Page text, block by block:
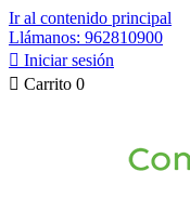
Ir al contenido principal
Llámanos: 962810900
 Iniciar sesión
 Carrito 0